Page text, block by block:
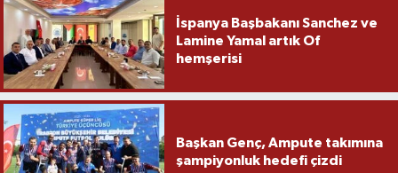
İspanya Başbakanı Sanchez ve
Lamine Yamal artık Of
hemşerisi
Başkan Genç, Ampute takımına
şampiyonluk hedefi çizdi